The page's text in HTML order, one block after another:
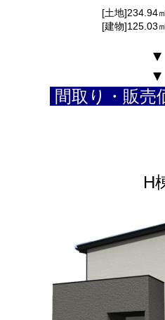
[土地]234.94
[建物]125.03
▾
▾
間取り・販売
H